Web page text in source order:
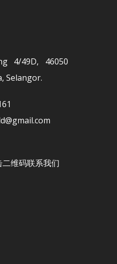
4/49D, 46050
Selangor.
维码联系我们